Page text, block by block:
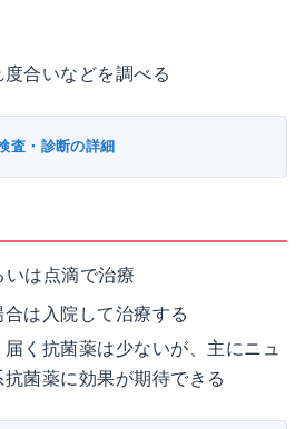
合いなどを調べる
査・診断の詳細
いは点滴で治療
合は入院して治療する
届く抗菌薬は少ないが、主にニュ
菌薬に効果が期待できる